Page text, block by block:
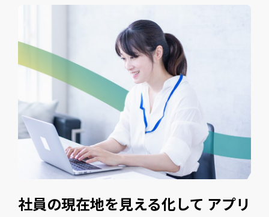
社員の現在地を見える化して アプリ